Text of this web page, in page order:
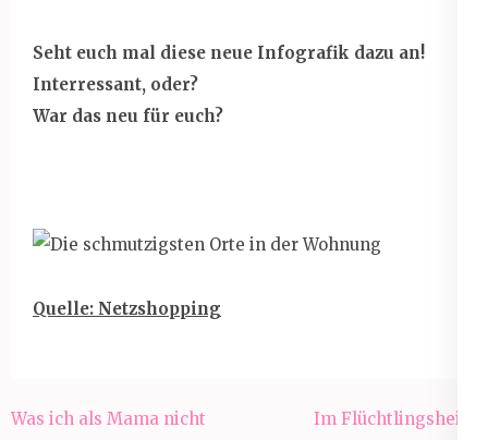
Seht euch mal diese neue Infografik dazu an!
Interressant, oder?
War das neu für euch?
Quelle: Netzshopping
Beitragsnavigation
Was ich als Mama nicht
Im Flüchtlingsheim